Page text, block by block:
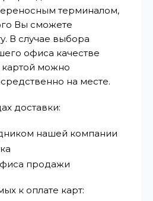
терминалом,
Вы сможете
В случае выбора
офиса качестве
картой можно
на месте.
доставки:
нашей компании
продажи
к оплате карт: